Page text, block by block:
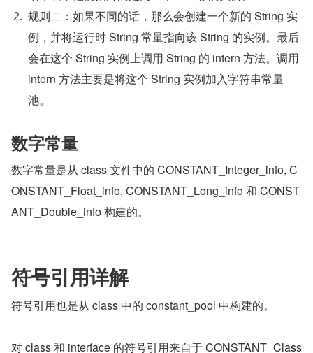
规则二：如果不同的话，那么会创建一个新的 String 实
例，并将运行时 String 常量指向该 String 的实例。最后
会在这个 String 实例上调用 String 的 intern 方法。调用
intern 方法主要是将这个 String 实例加入字符串常量
池。
数字常量
数字常量是从 class 文件中的 CONSTANT_Integer_info, C
ONSTANT_Float_info, CONSTANT_Long_info 和 CONST
ANT_Double_info 构建的。
符号引用详解
符号引用也是从 class 中的 constant_pool 中构建的。
对 class 和 interface 的符号引用来自于 CONSTANT_Class